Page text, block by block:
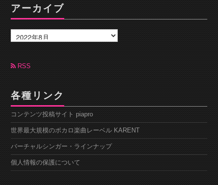
アーカイブ
ー
カ
ブRSS
各種リンク
コンテンツ投稿サイト piapro
世界最大規模のボカロ楽曲レーベル KARENT
バーチャルシンガー・ラインナップ
個人情報の保護について